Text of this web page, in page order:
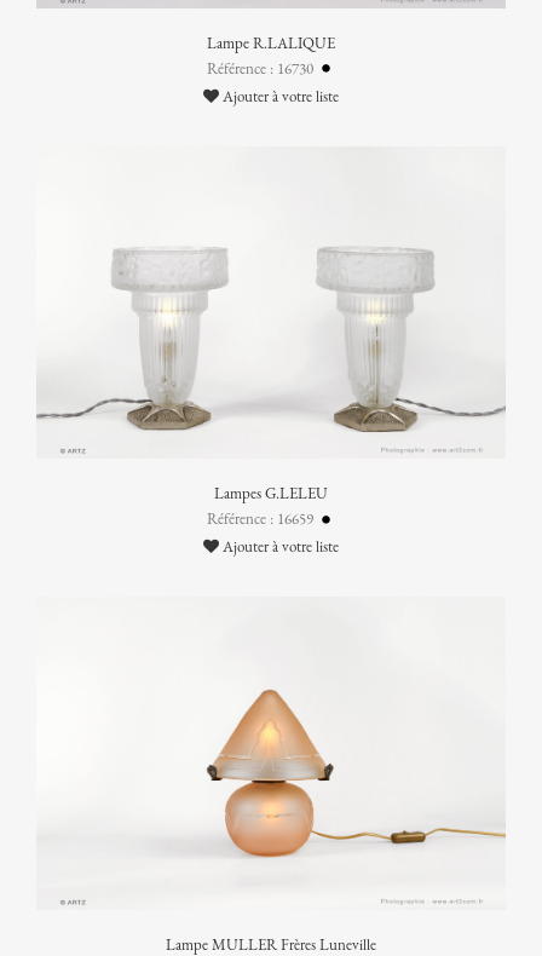
Lampe R.LALIQUE
Référence : 16730
Ajouter à votre liste
Lampes G.LELEU
Référence : 16659
Ajouter à votre liste
Lampe MULLER Frères Luneville